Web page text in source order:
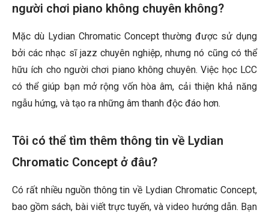
người chơi piano không chuyên không?
Mặc dù Lydian Chromatic Concept thường được sử dụng
bởi các nhạc sĩ jazz chuyên nghiệp, nhưng nó cũng có thể
hữu ích cho người chơi piano không chuyên. Việc học LCC
có thể giúp bạn mở rộng vốn hòa âm, cải thiện khả năng
ngẫu hứng, và tạo ra những âm thanh độc đáo hơn.
Tôi có thể tìm thêm thông tin về Lydian
Chromatic Concept ở đâu?
Có rất nhiều nguồn thông tin về Lydian Chromatic Concept,
bao gồm sách, bài viết trực tuyến, và video hướng dẫn. Bạn